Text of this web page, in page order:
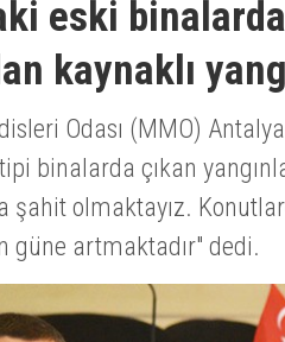
eski
kaynaklı
Odası (MMO)
binalarda çıkan
şahit olmaktayız.
güne artmaktadır" dedi.